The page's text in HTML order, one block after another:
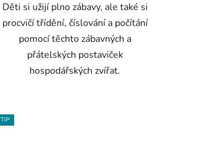
Děti si užijí plno zábavy, ale také si
procvičí třídění, číslování a počítání
pomocí těchto zábavných a
přátelských postaviček
hospodářských zvířat.
TIP